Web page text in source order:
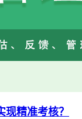
精准考核？